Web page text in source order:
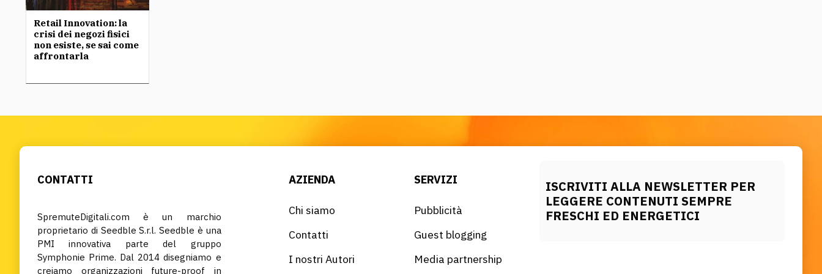
Retail Innovation: la
crisi dei negozi fisici
non esiste, se sai come
affrontarla
CONTATTI
SpremuteDigitali.com è un marchio
proprietario di Seedble S.r.l. Seedble è una
PMI innovativa parte del gruppo
Symphonie Prime. Dal 2014 disegniamo e
creiamo organizzazioni future-proof in
AZIENDA
Chi siamo
Contatti
I nostri Autori
SERVIZI
Pubblicità
Guest blogging
Media partnership
ISCRIVITI ALLA NEWSLETTER PER
LEGGERE CONTENUTI SEMPRE
FRESCHI ED ENERGETICI